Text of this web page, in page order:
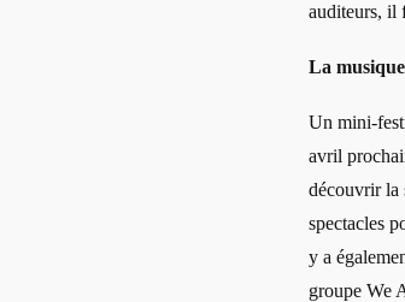
auditeurs, il
La
Un mini-
avril
découvrir la
spectacles
y a
groupe We